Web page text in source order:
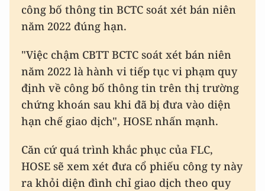
công bố thông tin BCTC soát xét bán niên
năm 2022 đúng hạn.
"Việc chậm CBTT BCTC soát xét bán niên
năm 2022 là hành vi tiếp tục vi phạm quy
định về công bố thông tin trên thị trường
chứng khoán sau khi đã bị đưa vào diện
hạn chế giao dịch", HOSE nhấn mạnh.
Căn cứ quá trình khắc phục của FLC,
HOSE sẽ xem xét đưa cổ phiếu công ty này
ra khỏi diện đình chỉ giao dịch theo quy